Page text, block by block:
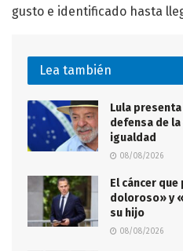
gusto e identificado hasta
Lea también
Lula
defensa de
igualdad
08/08/2026
El cáncer que
doloroso» y
su hijo
08/08/2026